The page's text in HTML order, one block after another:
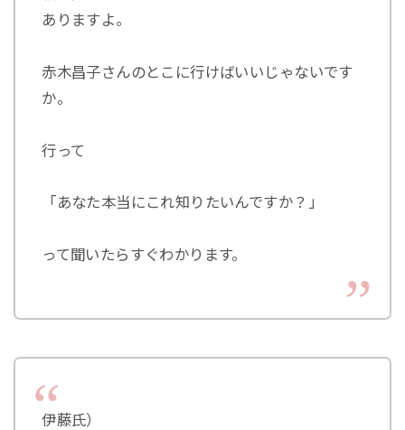
ありますよ。
赤木昌子さんのとこに行けばいいじゃないです
か。
行って
「あなた本当にこれ知りたいんですか？」
って聞いたらすぐわかります。
伊藤氏）